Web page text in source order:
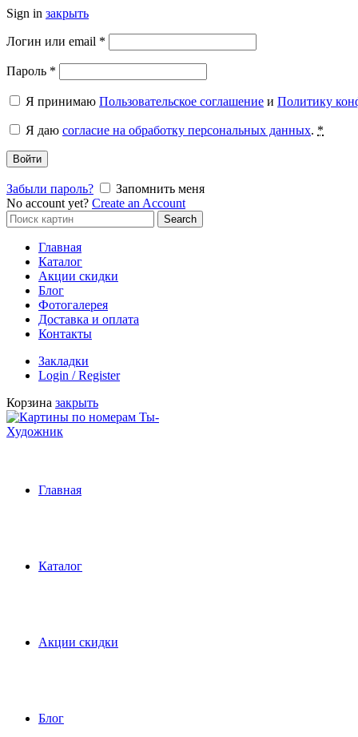
Sign in закрыть
Логин или email *
Пароль *
Я принимаю Пользовательское соглашение и Политику
Я даю согласие на обработку персональных данных. *
Войти
Забыли пароль?
Запомнить меня
No account yet? Create an Account
Search
for:
Search
Главная
Каталог
Акции скидки
Блог
Фотогалерея
Доставка и оплата
Контакты
Закладки
Login / Register
Корзина закрыть
Главная
Каталог
Акции скидки
Блог